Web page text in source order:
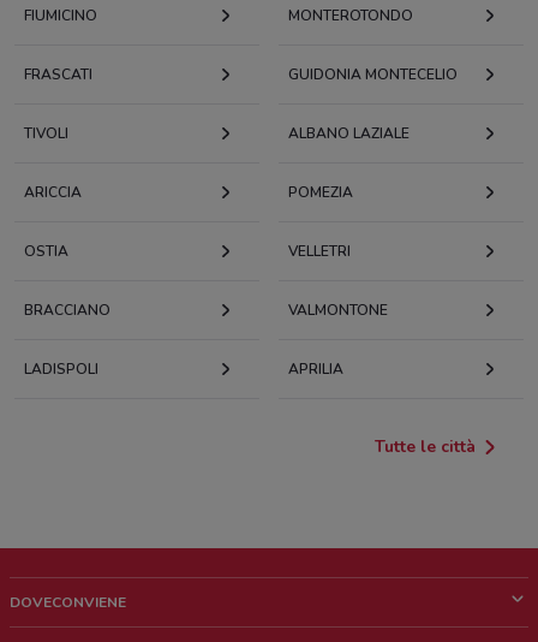
FIUMICINO MONTEROTONDO
FRASCATI GUIDONIA MONTECELIO
TIVOLI ALBANO LAZIALE
ARICCIA POMEZIA
OSTIA VELLETRI
BRACCIANO VALMONTONE
LADISPOLI APRILIA
Tutte le città
DOVECONVIENE